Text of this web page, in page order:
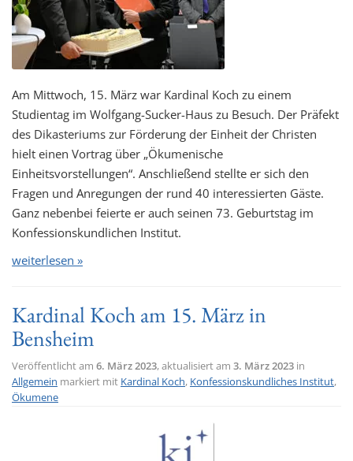
Am Mittwoch, 15. März war Kardinal Koch zu einem
Studientag im Wolfgang-Sucker-Haus zu Besuch. Der Präfekt
des Dikasteriums zur Förderung der Einheit der Christen
hielt einen Vortrag über „Ökumenische
Einheitsvorstellungen“. Anschließend stellte er sich den
Fragen und Anregungen der rund 40 interessierten Gäste.
Ganz nebenbei feierte er auch seinen 73. Geburtstag im
Konfessionskundlichen Institut.
weiterlesen »
Kardinal Koch am 15. März in
Bensheim
Veröffentlicht am 6. März 2023, aktualisiert am 3. März 2023 in
Allgemein markiert mit Kardinal Koch, Konfessionskundliches Institut,
Ökumene